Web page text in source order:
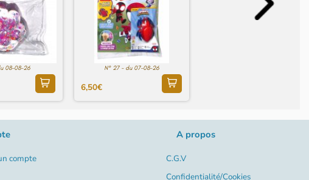
08-08-26 N° 27 - du 07-08-26
6,50€
compte
A propos
C.G.V
Confidentialité/Cookies